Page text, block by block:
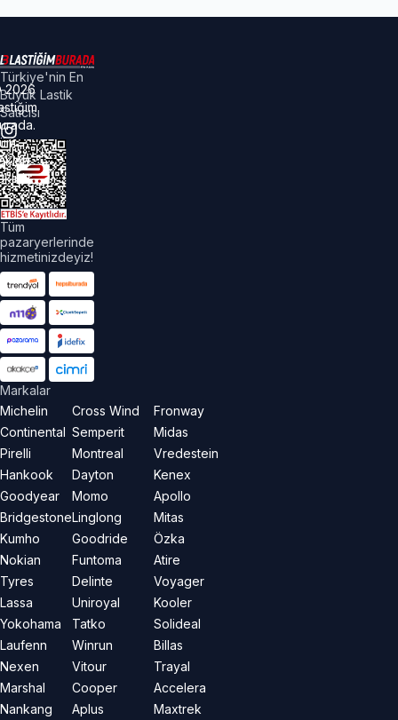
Türkiye'nin En
Büyük Lastik
Satıcısı
Tüm
pazaryerlerinde
hizmetinizdeyiz!
Markalar
Michelin
Continental
Pirelli
Hankook
Goodyear
Bridgestone
Kumho
Nokian
Tyres
Lassa
Yokohama
Laufenn
Nexen
Marshal
Nankang
Cross Wind
Semperit
Montreal
Dayton
Momo
Linglong
Goodride
Funtoma
Delinte
Uniroyal
Tatko
Winrun
Vitour
Cooper
Aplus
Fronway
Midas
Vredestein
Kenex
Apollo
Mitas
Özka
Atire
Voyager
Kooler
Solideal
Billas
Trayal
Accelera
Maxtrek
2026